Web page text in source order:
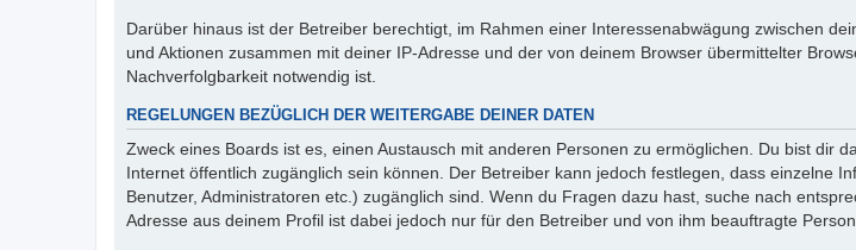
Darüber hinaus ist der Betreiber berechtigt, im Rahmen einer Interessenabwägung zwischen
und Aktionen zusammen mit deiner IP-Adresse und der von deinem Browser übermittelter
Nachverfolgbarkeit notwendig ist.
REGELUNGEN BEZÜGLICH DER WEITERGABE DEINER DATEN
Zweck eines Boards ist es, einen Austausch mit anderen Personen zu ermöglichen. Du bist dir
Internet öffentlich zugänglich sein können. Der Betreiber kann jedoch festlegen, dass einzelne
Benutzer, Administratoren etc.) zugänglich sind. Wenn du Fragen dazu hast, suche nach
Adresse aus deinem Profil ist dabei jedoch nur für den Betreiber und von ihm beauftragte